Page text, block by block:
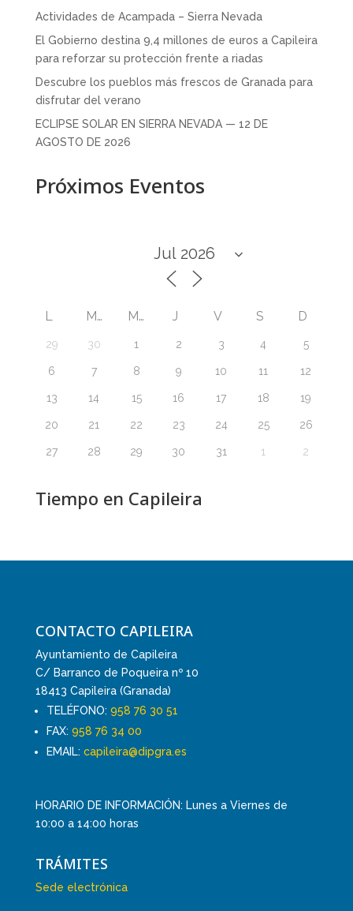
Actividades de Acampada – Sierra Nevada
El Gobierno destina 9,4 millones de euros a Capileira
para reforzar su protección frente a riadas
Descubre los pueblos más frescos de Granada para
disfrutar del verano
ECLIPSE SOLAR EN SIERRA NEVADA — 12 DE
AGOSTO DE 2026
Próximos Eventos
L M M J V S D
29 30 1 2 3 4 5
6 7 8 9 10 11 12
13 14 15 16 17 18 19
20 21 22 23 24 25 26
27 28 29 30 31 1 2
Tiempo en Capileira
CONTACTO CAPILEIRA
Ayuntamiento de Capileira
C/ Barranco de Poqueira nº 10
18413 Capileira (Granada)
TELÉFONO: 958 76 30 51
FAX: 958 76 34 00
EMAIL: capileira@dipgra.es
HORARIO DE INFORMACIÓN: Lunes a Viernes de
10:00 a 14:00 horas
TRÁMITES
Sede electrónica